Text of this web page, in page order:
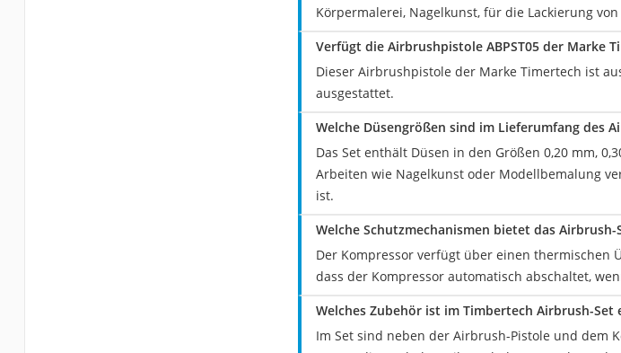
Körpermalerei, Nagelkunst, für die Lackierung
Verfügt die Airbrushpistole ABPST05 der Marke
Dieser Airbrushpistole der Marke Timertech ist
ausgestattet.
Welche Düsengrößen sind im Lieferumfang des
Das Set enthält Düsen in den Größen 0,20 mm,
Arbeiten wie Nagelkunst oder Modellbemalung
ist.
Welche Schutzmechanismen bietet das Airbrush-
Der Kompressor verfügt über einen thermischen
dass der Kompressor automatisch abschaltet,
Welches Zubehör ist im Timbertech Airbrush-Set
Im Set sind neben der Airbrush-Pistole und dem